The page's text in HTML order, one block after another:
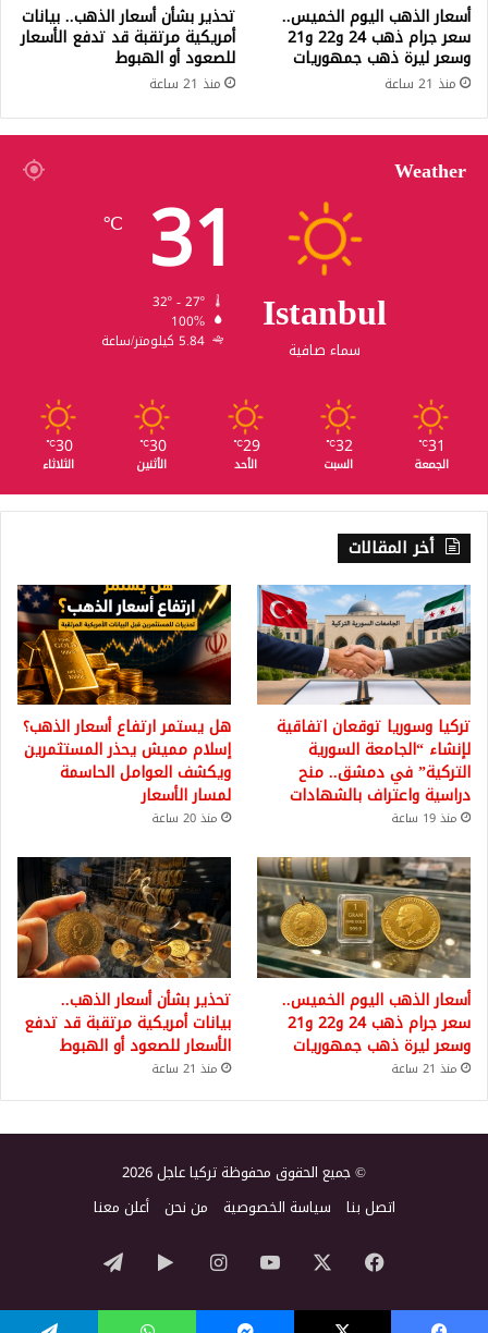
أسعار الذهب اليوم الخميس..
سعر جرام ذهب 24 و22 و21
وسعر ليرة ذهب جمهوريات
منذ 21 ساعة
تحذير بشأن أسعار الذهب.. بيانات
أمريكية مرتقبة قد تدفع الأسعار
للصعود أو الهبوط
منذ 21 ساعة
Weather
Istanbul
سماء صافية
31
℃
100%
5.84 كيلومتر/ساعة
31
℃
الجمعة
32
℃
السبت
29
℃
الأحد
30
℃
الأثنين
30
℃
الثلاثاء
أخر المقالات
تركيا وسوريا توقعان اتفاقية
لإنشاء “الجامعة السورية
التركية” في دمشق.. منح
دراسية واعتراف بالشهادات
منذ 19 ساعة
هل يستمر ارتفاع أسعار الذهب؟
إسلام مميش يحذر المستثمرين
ويكشف العوامل الحاسمة
لمسار الأسعار
منذ 20 ساعة
أسعار الذهب اليوم الخميس..
سعر جرام ذهب 24 و22 و21
وسعر ليرة ذهب جمهوريات
منذ 21 ساعة
تحذير بشأن أسعار الذهب..
بيانات أمريكية مرتقبة قد تدفع
الأسعار للصعود أو الهبوط
منذ 21 ساعة
© جميع الحقوق محفوظة تركيا عاجل 2026
اتصل بنا سياسة الخصوصية من نحن أعلن معنا
فيسبوك ‫YouTubeانستقرام‏Google
Play
تيلقرام